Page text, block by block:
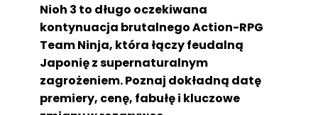
Nioh 3 to długo oczekiwana
kontynuacja brutalnego Action-RPG
Team Ninja, która łączy feudalną
Japonię z supernaturalnym
zagrożeniem. Poznaj dokładną datę
premiery, cenę, fabułę i kluczowe